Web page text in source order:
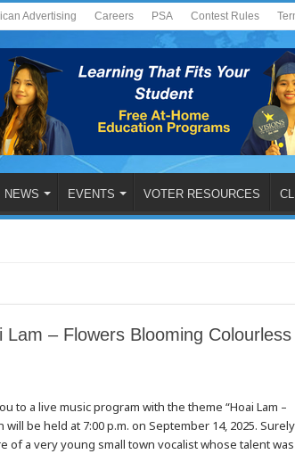
Advertising Careers PSA Contest Rules
NEWS EVENTS VOTER RESOURCES
Lam – Flowers Blooming Colourless
to a live music program with the theme “Hoai Lam –
be held at 7:00 p.m. on September 14, 2025.
of a very young small town vocalist whose talent was